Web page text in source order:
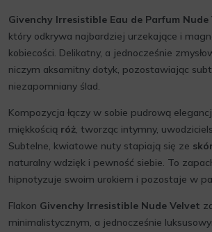
Givenchy Irresistible Eau de Parfum Nude
który odkrywa najbardziej urzekające i
kobiecości. Delikatny, a jednocześnie
niczym aksamitny dotyk, pozostawiając
niezapomniany ślad.
Kompozycja łączy w sobie pudrową
miękkością róż, tworząc intymny,
Subtelne, kwiatowe nuty stapiają się ze
naturalny wdzięk i pewność siebie. To
hipnotyzuje swoim urokiem i pozostaje w
Flakon Givenchy Irresistible Nude Velvet
minimalistycznym, a jednocześnie